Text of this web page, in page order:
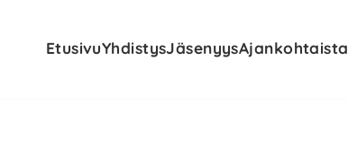
EtusivuYhdistysJäsenyysAjankohtaista